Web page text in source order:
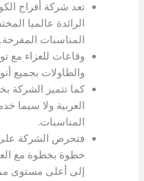
تعد شركة أفراح
الرائدة عالميا
المناسبات المفرحة.
وقاعات للعزاء مع
والطاولات بجميع
كما تتميز الشركة
العربية ولا سيما
المناسبات.
فتحرص الشركة على
خطوة بخطوة مع
إلى أعلى مستوى